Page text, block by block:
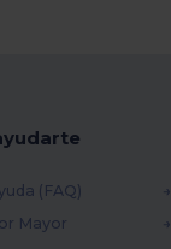
(FAQ)
Mayor